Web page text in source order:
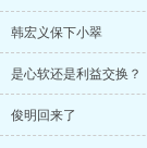
韩宏义保下小翠
是心软还是利益交换？
俊明回来了